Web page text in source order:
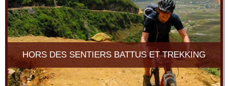
HORS DES SENTIERS BATTUS ET TREKKING